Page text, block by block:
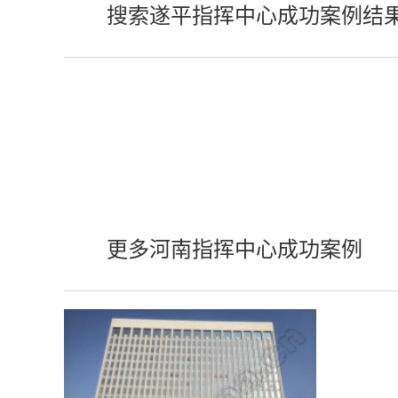
搜索遂平指挥中心成功案例结
更多河南指挥中心成功案例